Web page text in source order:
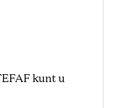
kunt u